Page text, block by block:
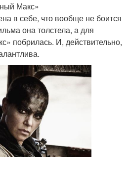
Макс»
в себе, что вообще не боится
она толстела, а для
побрилась. И, действительно,